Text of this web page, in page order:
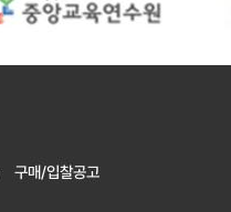
구매/입찰공고